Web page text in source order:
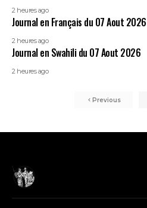
2 heures ago
Journal en Français du 07 Aout 2026
2 heures ago
Journal en Swahili du 07 Aout 2026
2 heures ago
Previous